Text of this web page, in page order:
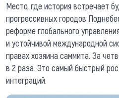
Место, где история встречает
прогрессивных городов
реформе глобального
и устойчивой международной
правах хозяина саммита. За
в 2 раза. Это самый быстрый
интеграций.